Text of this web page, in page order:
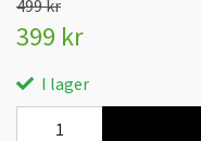
499 kr
399 kr
I lager